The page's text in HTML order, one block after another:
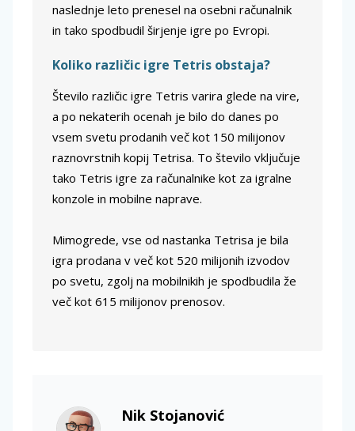
naslednje leto prenesel na osebni računalnik
in tako spodbudil širjenje igre po Evropi.
Koliko različic igre Tetris obstaja?
Število različic igre Tetris varira glede na vire,
a po nekaterih ocenah je bilo do danes po
vsem svetu prodanih več kot 150 milijonov
raznovrstnih kopij Tetrisa. To število vključuje
tako Tetris igre za računalnike kot za igralne
konzole in mobilne naprave.
Mimogrede, vse od nastanka Tetrisa je bila
igra prodana v več kot 520 milijonih izvodov
po svetu, zgolj na mobilnikih je spodbudila že
več kot 615 milijonov prenosov.
Nik Stojanović